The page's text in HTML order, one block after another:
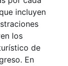
incluyen
los
de
En